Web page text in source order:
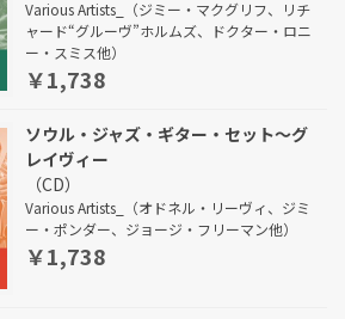
Various Artists_（ジミー・マクグリフ、リチ
ャード“グルーヴ”ホルムズ、ドクター・ロニ
ー・スミス他）
￥1,738
ソウル・ジャズ・ギター・セット～グ
レイヴィー
（CD）
Various Artists_（オドネル・リーヴィ、ジミ
ー・ポンダー、ジョージ・フリーマン他）
￥1,738